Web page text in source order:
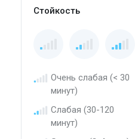
Стойкость
Очень слабая (< 30
минут)
Слабая (30-120
минут)